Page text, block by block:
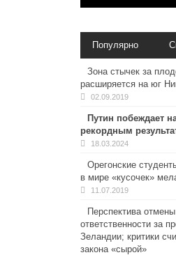
Популярно
Зона стычек за
расширяется на юг
02.09.2019
Путин побеждает
рекордным
18.03.2024
Орегонские
в мире «кусочек»
11.07.2019
Перспектива
ответственности за
Зеландии; критики
закона «сырой»